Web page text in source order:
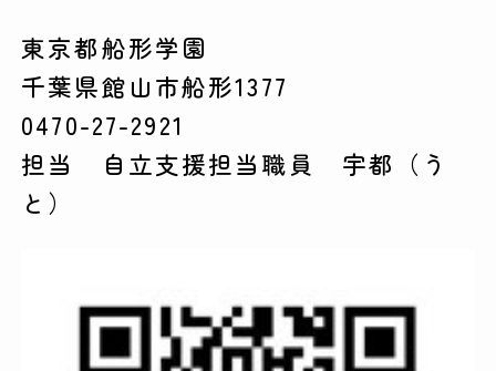
東京都船形学園
千葉県館山市船形1377
0470-27-2921
担当 自立支援担当職員 宇都（う
と）